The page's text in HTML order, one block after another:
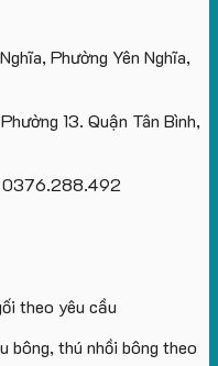
theo
cầu
Phường Yên Nghĩa,
13. Quận Tân Bình,
bông, thú nhồi bông theo